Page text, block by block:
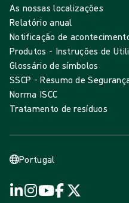
As nossas localizações
Relatório anual
Notificação de
Produtos - Instruções de
Glossário de símbolos
SSCP - Resumo de
Norma ISCC
Tratamento de resíduos
Portugal